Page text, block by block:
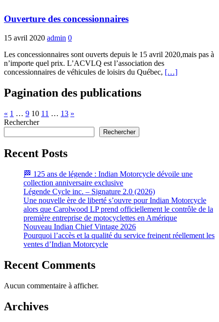
Ouverture des concessionnaires
15 avril 2020 admin 0
Les concessionnaires sont ouverts depuis le 15 avril 2020,mais pas à
n’importe quel prix. L’ACVLQ est l’association des
concessionnaires de véhicules de loisirs du Québec, […]
Pagination des publications
« 1 … 9 10 11 … 13 »
Rechercher
Rechercher
Recent Posts
🏁 125 ans de légende : Indian Motorcycle dévoile une
collection anniversaire exclusive
Légende Cycle inc. – Signature 2.0 (2026)
Une nouvelle ère de liberté s’ouvre pour Indian Motorcycle
alors que Carolwood LP prend officiellement le contrôle de la
première entreprise de motocyclettes en Amérique
Nouveau Indian Chief Vintage 2026
Pourquoi l’accès et la qualité du service freinent réellement les
ventes d’Indian Motorcycle
Recent Comments
Aucun commentaire à afficher.
Archives